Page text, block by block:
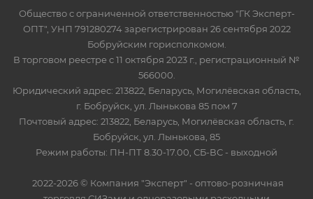
Общество с ограниченной ответственностью "ГК Эксперт-
ОПТ", УНП 791280274 зарегистрирован 26 сентября 2022
Бобруйским горисполкомом.
В торговом реестре с 11 октября 2023 г., регистрационный №
566000.
Юридический адрес: 213822, Беларусь, Могилёвская область,
г. Бобруйск, ул. Лынькова 85 пом 7
Почтовый адрес: 213822, Беларусь, Могилёвская область, г.
Бобруйск, ул. Лынькова, 85
Режим работы: ПН-ПТ 8.30-17.00, СБ-ВС - выходной
2022-2026 © Компания "Эксперт" - оптово-розничная